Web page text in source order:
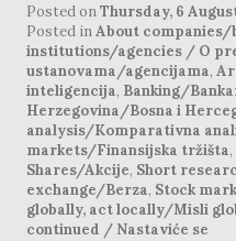
Posted onThursday, 6
Posted inAbout
institutions/agencies / O
ustanovama/agencijama,
inteligencija, Banking/
Herzegovina/Bosna i
analysis/Komparativna
markets/Finansijska tržišta,
Shares/Akcije, Short
exchange/Berza, Stock
globally, act locally/Misli
continued / Nastaviće se